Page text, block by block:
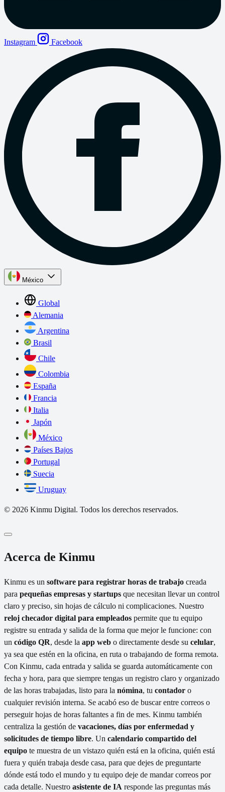
Instagram Facebook
México
Global
Alemania
Argentina
Brasil
Chile
Colombia
España
Francia
Italia
Japón
México
Países Bajos
Portugal
Suecia
Uruguay
© 2026 Kinmu Digital. Todos los derechos reservados.
Acerca de Kinmu
Kinmu es un software para registrar horas de trabajo creada
para pequeñas empresas y startups que necesitan llevar un control
claro y preciso, sin hojas de cálculo ni complicaciones. Nuestro
reloj checador digital para empleados permite que tu equipo
registre su entrada y salida de la forma que mejor le funcione: con
un código QR, desde la app web o directamente desde su celular,
ya sea que estén en la oficina, en ruta o trabajando de forma remota.
Con Kinmu, cada entrada y salida se guarda automáticamente con
fecha y hora, para que siempre tengas un registro claro y organizado
de las horas trabajadas, listo para la nómina, tu contador o
cualquier revisión interna. Se acabó eso de buscar entre correos o
perseguir hojas de horas faltantes a fin de mes. Kinmu también
centraliza la gestión de vacaciones, días por enfermedad y
solicitudes de tiempo libre. Un calendario compartido del
equipo te muestra de un vistazo quién está en la oficina, quién está
fuera y quién trabaja desde casa, para que dejes de preguntarte
dónde está todo el mundo y tu equipo deje de mandar correos por
cada detalle. Nuestro asistente de IA responde las preguntas más